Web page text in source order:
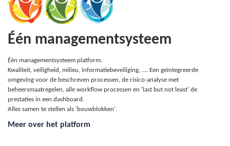
Één managementsysteem
Één managementsysteem platform.
Kwaliteit, veiligheid, milieu, informatiebeveiliging, .... Een geïntegreerde
omgeving voor de beschreven processen, de risico-analyse met
beheersmaatregelen, alle workflow processen en 'last but not least' de
prestaties in een dashboard.
Alles samen te stellen als 'bouwblokken'.
Meer over het platform